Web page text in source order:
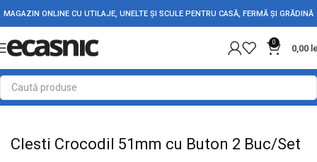
MAGAZIN ONLINE CU UTILAJE, UNELTE ȘI SCULE PENTRU CASĂ, FERMĂ ȘI GRĂDINĂ
0
0,00
Prima pagină Accesorii Auto Diverse Auto
Clesti Crocodil 51mm cu Buton 2 Buc/Set